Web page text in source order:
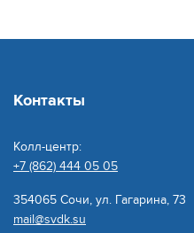
Контакты
Колл-центр:
+7 (862) 444 05 05
354065 Сочи, ул. Гагарина, 73
mail@svdk.su